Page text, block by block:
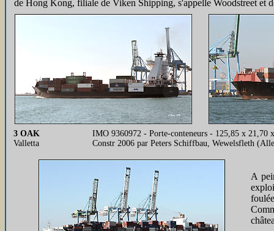
de Hong Kong, filiale de Viken Shipping, s'appelle Woodstreet et
3 OAK
Valletta
IMO 9360972 - Porte-conteneurs - 125,85 x
Constr 2006 par Peters Schiffbau, Wewelsfleth
A